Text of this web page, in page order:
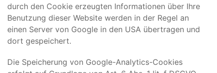
durch den Cookie erzeugten Informationen über Ihre
Benutzung dieser Website werden in der Regel an
einen Server von Google in den USA übertragen und
dort gespeichert.
Die Speicherung von Google-Analytics-Cookies